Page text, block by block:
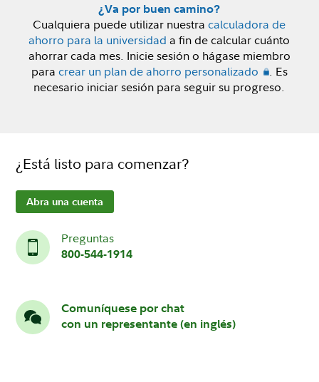
¿Va por buen camino?
Cualquiera puede utilizar nuestracalculadora de
ahorro para la universidad a fin de calcular cuánto
ahorrar cada mes. Inicie sesión o hágase miembro
para crear un plan de ahorro personalizado
. Es
necesario iniciar sesión para seguir su progreso.
¿Está listo para comenzar?
Abra una cuenta
Preguntas
800-544-1914
Comuníquese por chat
con un representante (en inglés)